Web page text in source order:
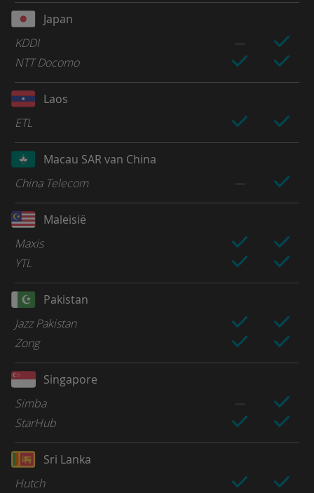
Japan
KDDI
NTT Docomo
Laos
ETL
Macau SAR van China
China Telecom
Maleisië
Maxis
YTL
Pakistan
Jazz Pakistan
Zong
Singapore
Simba
StarHub
Sri Lanka
Hutch